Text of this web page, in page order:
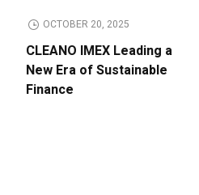
OCTOBER 20, 2025
CLEANO IMEX Leading a
New Era of Sustainable
Finance